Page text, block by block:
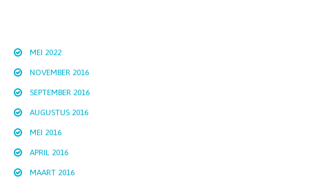
MEI 2022
NOVEMBER 2016
SEPTEMBER 2016
AUGUSTUS 2016
MEI 2016
APRIL 2016
MAART 2016